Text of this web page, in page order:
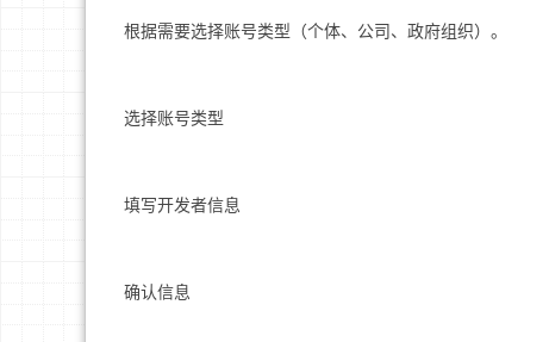
根据需要选择账号类型（个体、公司、政府组织）。
选择账号类型
填写开发者信息
确认信息